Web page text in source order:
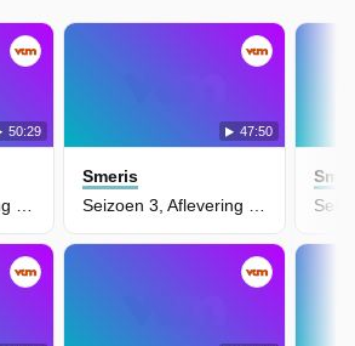
50:29
Seizoen 3, Aflevering 7 - Beer op de Weg
47:50
Smeris
Seizoen 3, Aflevering 8 - De Dag Die Je Wist...